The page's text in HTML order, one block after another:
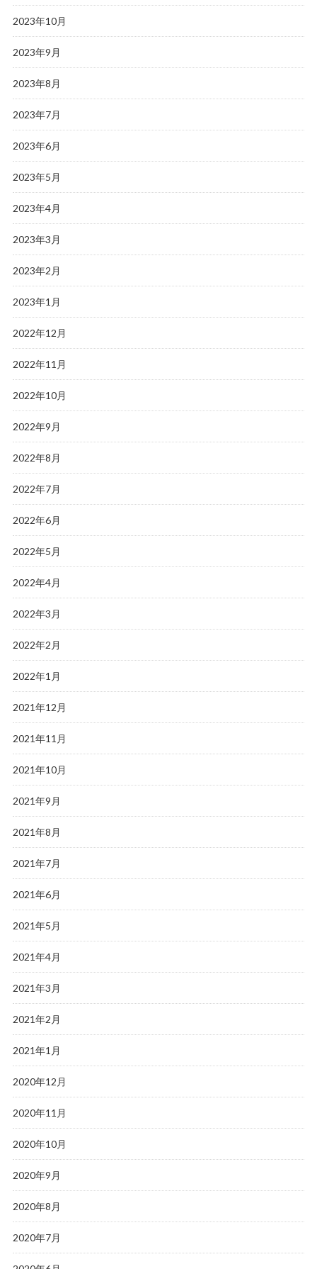
2023年10月
2023年9月
2023年8月
2023年7月
2023年6月
2023年5月
2023年4月
2023年3月
2023年2月
2023年1月
2022年12月
2022年11月
2022年10月
2022年9月
2022年8月
2022年7月
2022年6月
2022年5月
2022年4月
2022年3月
2022年2月
2022年1月
2021年12月
2021年11月
2021年10月
2021年9月
2021年8月
2021年7月
2021年6月
2021年5月
2021年4月
2021年3月
2021年2月
2021年1月
2020年12月
2020年11月
2020年10月
2020年9月
2020年8月
2020年7月